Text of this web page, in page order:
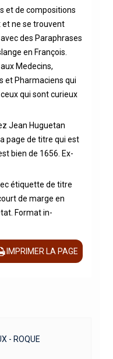
et de compositions
ne se trouvent
des Paraphrases
en François.
Medecins,
et Pharmaciens qui
qui sont curieux
Jean Huguetan
page de titre qui est
bien de 1656. Ex-
étiquette de titre
de marge en
Format in-
IMPRIMER LA PAGE
- ROQUE